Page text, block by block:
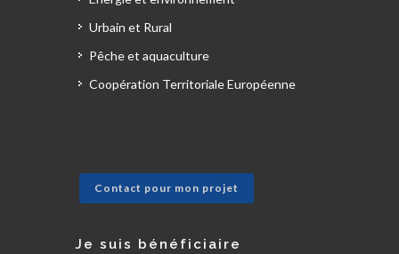
Urbain et Rural
Pêche et aquaculture
Coopération Territoriale Européenne
Contact pour mon projet
Je suis bénéficiaire